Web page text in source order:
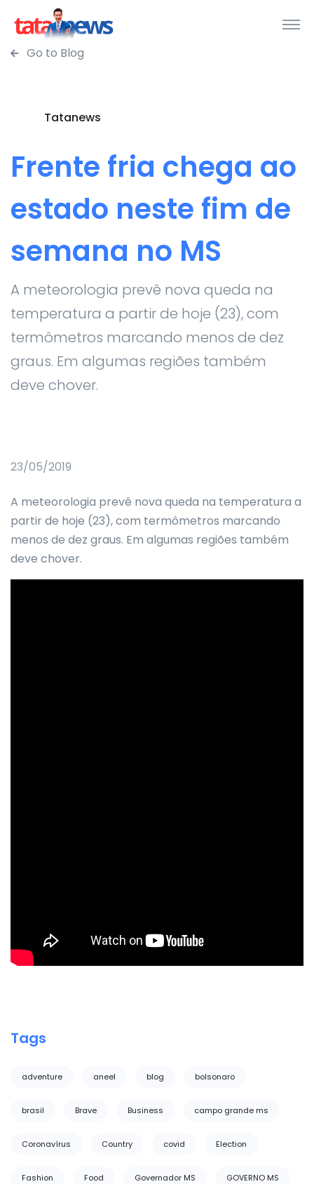
Go to Blog
Tatanews
Frente fria chega ao
estado neste fim de
semana no MS
A meteorologia prevê nova queda na
temperatura a partir de hoje (23), com
termômetros marcando menos de dez
graus. Em algumas regiões também
deve chover.
23/05/2019
A meteorologia prevê nova queda na temperatura a
partir de hoje (23), com termômetros marcando
menos de dez graus. Em algumas regiões também
deve chover.
Tags
adventure aneel blog bolsonaro
brasil Brave Business campo grande ms
Coronavírus Country covid Election
Fashion Food Governador MS GOVERNO MS